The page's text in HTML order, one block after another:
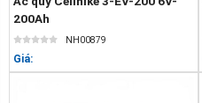
200Ah
NH00879
Giá: